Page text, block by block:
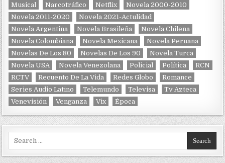
Musical
Narcotráfico Netflix
Novela 2000-2010
Novela 2011-2020
Novela 2021-Actulidad
Novela Argentina
Novela Brasileña
Novela Chilena
Novela Colombiana
Novela Mexicana
Novela Peruana
Novelas De Los 80
Novelas De Los 90
Novela Turca
Novela USA
Novela Venezolana Policial Política
RCN
RCTV
Recuento De La Vida Redes Globo
Romance
Series Audio Latino
Telemundo Televisa
Tv Azteca
Venevisión
Venganza Vix Época